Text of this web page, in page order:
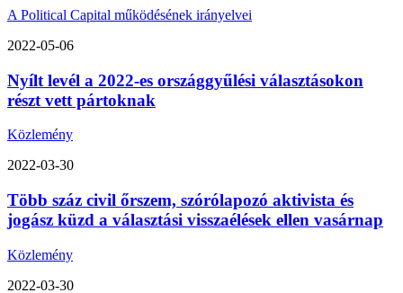
A Political Capital működésének irányelvei
2022-05-06
Nyílt levél a 2022-es országgyűlési választásokon
részt vett pártoknak
Közlemény
2022-03-30
Több száz civil őrszem, szórólapozó aktivista és
jogász küzd a választási visszaélések ellen vasárnap
Közlemény
2022-03-30